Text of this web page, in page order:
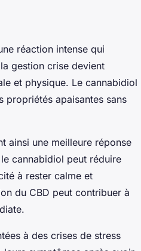
réaction intense qui
gestion crise devient
et physique. Le cannabidiol
propriétés apaisantes sans
ainsi une meilleure réponse
cannabidiol peut réduire
à rester calme et
du CBD peut contribuer à
à des crises de stress